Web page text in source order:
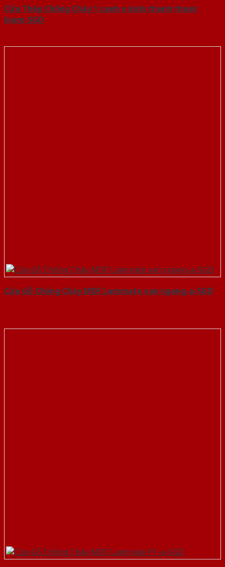
Cửa Thép Chống Cháy 1 canh o kinh thanh thoat
hiem-SGD
Cửa Gỗ Chống Cháy MDF Laminate van ngang-a-SGD